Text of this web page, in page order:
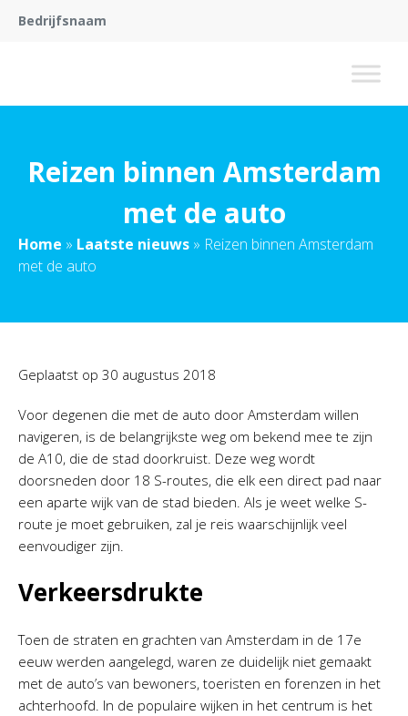
Bedrijfsnaam
Reizen binnen Amsterdam
met de auto
Home » Laatste nieuws » Reizen binnen Amsterdam
met de auto
Geplaatst op 30 augustus 2018
Voor degenen die met de auto door Amsterdam willen
navigeren, is de belangrijkste weg om bekend mee te zijn
de A10, die de stad doorkruist. Deze weg wordt
doorsneden door 18 S-routes, die elk een direct pad naar
een aparte wijk van de stad bieden. Als je weet welke S-
route je moet gebruiken, zal je reis waarschijnlijk veel
eenvoudiger zijn.
Verkeersdrukte
Toen de straten en grachten van Amsterdam in de 17e
eeuw werden aangelegd, waren ze duidelijk niet gemaakt
met de auto’s van bewoners, toeristen en forenzen in het
achterhoofd. In de populaire wijken in het centrum is het